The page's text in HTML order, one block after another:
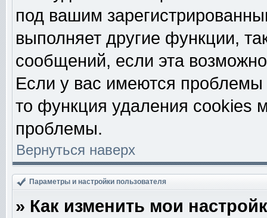
под вашим
выполняет другие функции,
сообщений, если эта
Если у вас имеются
то функция удаления cookies
проблемы.
Вернуться наверх
Параметры и настройки пользователя
» Как изменить мои